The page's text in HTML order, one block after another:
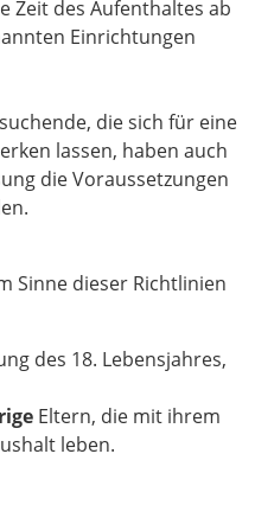
Zeit des Aufenthaltes ab
Einrichtungen
die sich für eine
lassen, haben auch
die Voraussetzungen
Sinne dieser Richtlinien
des 18. Lebensjahres,
Eltern, die mit ihrem
leben.